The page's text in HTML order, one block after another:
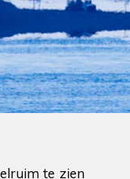
te zien